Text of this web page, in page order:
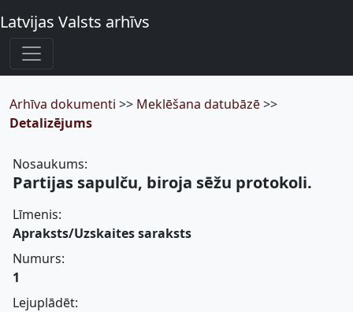
Latvijas Valsts arhīvs
Arhīva dokumenti >> Meklēšana datubāzē>>
Detalizējums
Nosaukums:
Partijas sapulču, biroja sēžu protokoli.
Līmenis:
Apraksts/Uzskaites saraksts
Numurs:
1
Lejuplādēt: